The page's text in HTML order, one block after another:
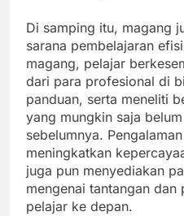
Di samping itu, magang
sarana pembelajaran
magang, pelajar
dari para profesional di
panduan, serta meneliti
yang mungkin saja
sebelumnya.
meningkatkan
juga pun menyediakan
mengenai tantangan
pelajar ke depan.